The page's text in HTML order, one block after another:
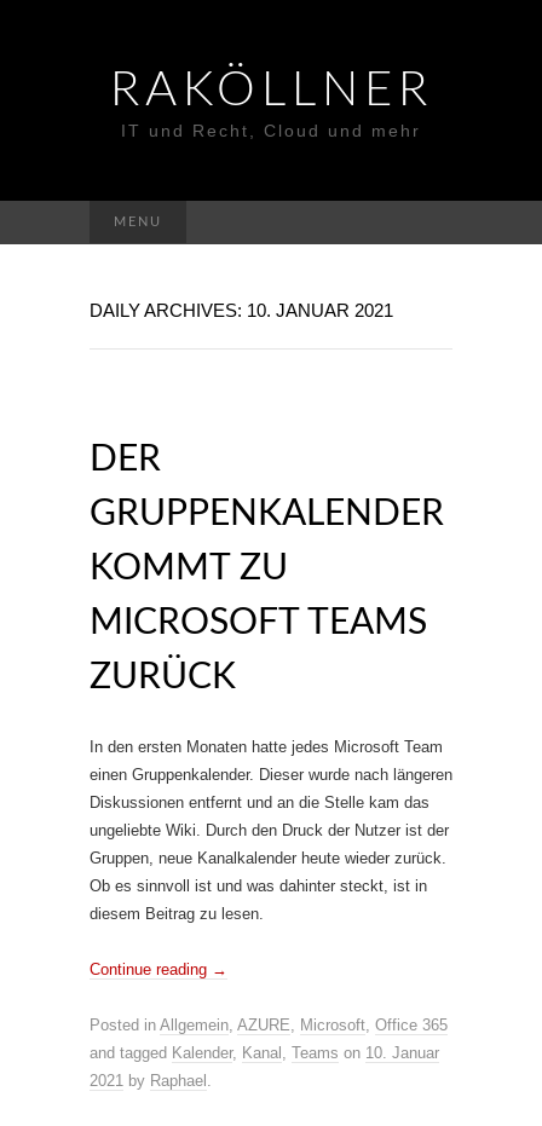
RAKÖLLNER
IT und Recht, Cloud und mehr
MENU
nach:
DAILY ARCHIVES: 10. JANUAR 2021
DER
GRUPPENKALENDER
KOMMT ZU
MICROSOFT TEAMS
ZURÜCK
In den ersten Monaten hatte jedes Microsoft Team
einen Gruppenkalender. Dieser wurde nach längeren
Diskussionen entfernt und an die Stelle kam das
ungeliebte Wiki. Durch den Druck der Nutzer ist der
Gruppen, neue Kanalkalender heute wieder zurück.
Ob es sinnvoll ist und was dahinter steckt, ist in
diesem Beitrag zu lesen.
Continue reading →
Posted in Allgemein, AZURE, Microsoft, Office 365
and tagged Kalender, Kanal , Teams on 10. Januar
2021 by Raphael .